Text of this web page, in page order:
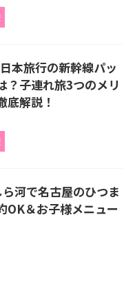
本旅行の新幹線パッ
？子連れ旅3つのメリ
底解説！
ら河で名古屋のひつま
OK＆お子様メニュー